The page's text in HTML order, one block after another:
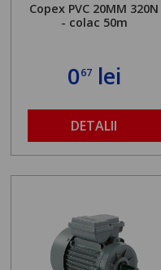
Copex PVC 20MM 320N
- colac 50m
067lei
DETALII